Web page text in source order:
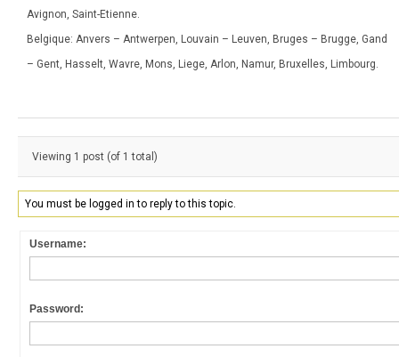
Avignon, Saint-Etienne.
Belgique: Anvers – Antwerpen, Louvain – Leuven, Bruges – Brugge, Gand
– Gent, Hasselt, Wavre, Mons, Liege, Arlon, Namur, Bruxelles, Limbourg.
Viewing 1 post (of 1 total)
You must be logged in to reply to this topic.
Username:
Password: